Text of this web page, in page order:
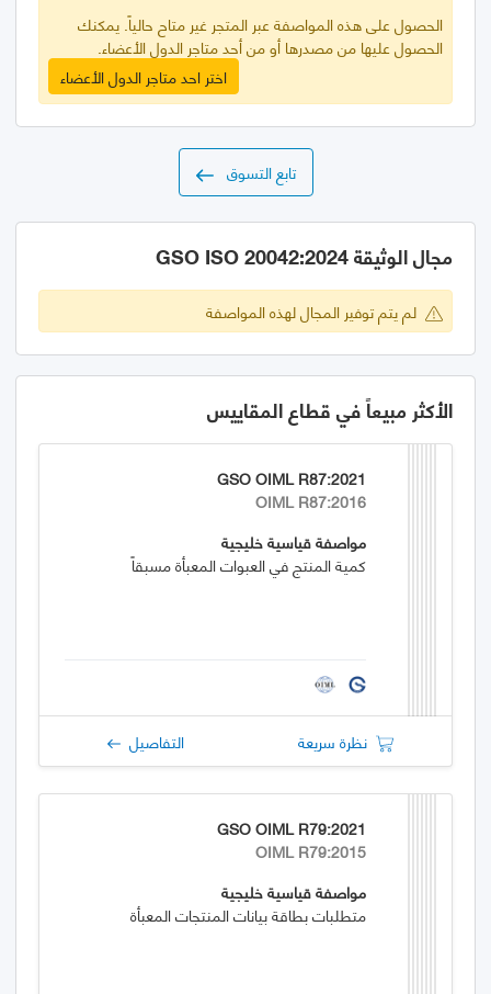
الحصول على هذه المواصفة عبر المتجر غير متاح حالياً. يمكنك
الحصول عليها من مصدرها أو من أحد متاجر الدول الأعضاء.
اختر احد متاجر الدول الأعضاء
تابع التسوق
مجال الوثيقة GSO ISO 20042:2024
لم يتم توفير المجال لهذه المواصفة
الأكثر مبيعاً في قطاع المقاييس
GSO OIML R87:2021
OIML R87:2016
مواصفة قياسية خليجية
كمية المنتج في العبوات المعبأة مسبقاً
نظرة سريعة التفاصيل
GSO OIML R79:2021
OIML R79:2015
مواصفة قياسية خليجية
متطلبات بطاقة بيانات المنتجات المعبأة